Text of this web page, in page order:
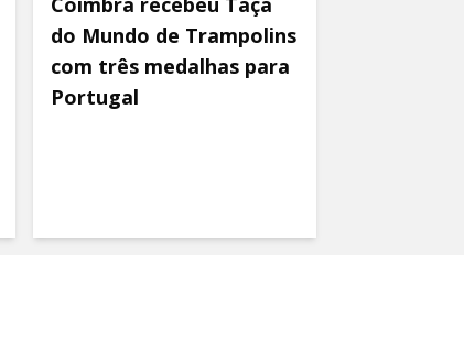
do Mundo de Trampolins
com três medalhas para
Portugal